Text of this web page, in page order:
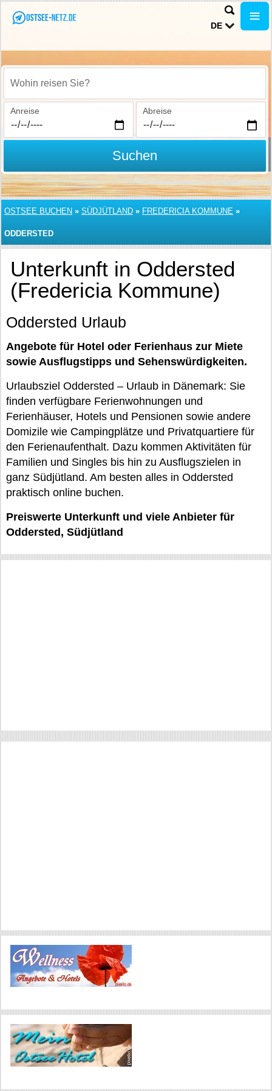
DE
Wohin reisen Sie?
Anreise Abreise
Suchen
OSTSEE BUCHEN » SÜDJÜTLAND » FREDERICIA KOMMUNE »
ODDERSTED
Unterkunft in Oddersted
(Fredericia Kommune)
Oddersted Urlaub
Angebote für Hotel oder Ferienhaus zur Miete
sowie Ausflugstipps und Sehenswürdigkeiten.
Urlaubsziel Oddersted – Urlaub in Dänemark: Sie
finden verfügbare Ferienwohnungen und
Ferienhäuser, Hotels und Pensionen sowie andere
Domizile wie Campingplätze und Privatquartiere für
den Ferienaufenthalt. Dazu kommen Aktivitäten für
Familien und Singles bis hin zu Ausflugszielen in
ganz Südjütland. Am besten alles in Oddersted
praktisch online buchen.
Preiswerte Unterkunft und viele Anbieter für
Oddersted, Südjütland